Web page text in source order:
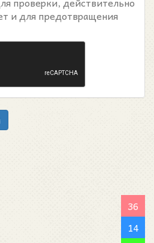
и для предотвращения
36
14